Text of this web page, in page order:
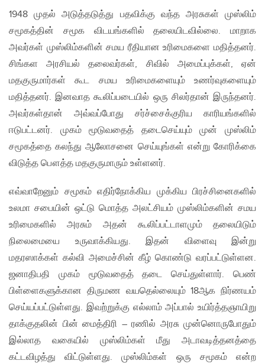
1948 முதல் அடுத்தடுத்து பதவிக்கு வந்த அரசுகள் முஸ்லிம்
சமூகத்தின் சமூக விடயங்களில் தலையிடவில்லை. மாறாக
அவர்கள் முஸ்லிம்களின் சமய ரீதியான உரிமைகளை மதித்தனர்.
சிங்கள அரசியல் தலைவர்கள், சிவில் அமைப்புக்கள், ஏன்
மதகுருமார்கள் கூட சமய உரிமைகளையும் உணர்வுகளையும்
மதித்தனர். இனவாத கூலிப்படையில் ஒரு சிலர்தான் இருந்தனர்.
அவர்கள்தான் அவ்வப்போது சர்ச்சைக்குரிய காரியங்களில்
ஈடுபட்டனர். முகம் மூடுவதைத் தடைசெய்யும் முன் முஸ்லிம்
சமூகத்தை கலந்து ஆலோசனை செய்யுங்கள் என்று கோரிக்கை
விடுத்த பௌத்த மதகுருமாரும் உள்ளனர்.
எவ்வாறேனும் சமூகம் எதிர்நோக்கிய முக்கிய பிரச்சினைகளில்
உலமா சபையின் ஒட்டு மொத்த அலட்சியம் முஸ்லிம்களின் சமய
உரிமைகளில் அரசும் அதன் கூலிப்பட்டாளமும் தலையிடும்
நிலைமையை உருவாக்கியது. இதன் விளைவு இன்று
மதரஸாக்கள் கல்வி அமைச்சின் கீழ் கொண்டு வரப்பட்டுள்ளன.
ஜனாதிபதி முகம் மூடுவதைத் தடை செய்துள்ளார். பெண்
பிள்ளைகளுக்கான திருமண வயதெல்லையும் 18ஆக நிர்ணயம்
செய்யப்பட்டுள்ளது. இவற்றுக்கு எல்லாம் அப்பால் உயிர்த்தஞாயிறு
தாக்குதலின் பின் மைத்திரி – ரணில் அரசு முன்னொருபோதும்
இல்லாத வகையில் முஸ்லிம்கள் மீது அடாவடித்தனத்தை
கட்டவிழத்து விட்டுள்ளது. முஸ்லிம்கள் ஒரு சமூகம் என்ற